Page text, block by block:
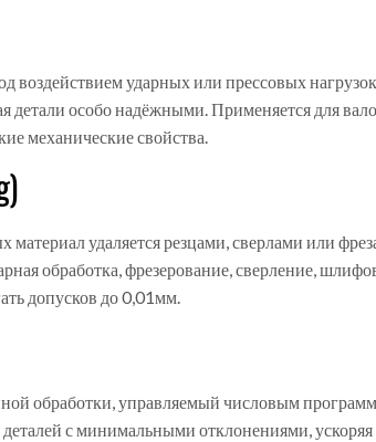
воздействием ударных или прессовых нагрузок
детали особо надёжными. Применяется для
механические свойства.
материал удаляется резцами, сверлами или
обработка, фрезерование, сверление,
допусков до 0,01мм.
обработки, управляемый числовым
с минимальными отклонениями, ускоряя